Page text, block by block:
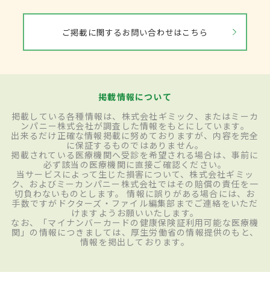
ご掲載に関するお問い合わせはこちら
掲載情報について
掲載している各種情報は、株式会社ギミック、またはミーカ
ンパニー株式会社が調査した情報をもとにしています。
出来るだけ正確な情報掲載に努めておりますが、内容を完全
に保証するものではありません。
掲載されている医療機関へ受診を希望される場合は、事前に
必ず該当の医療機関に直接ご確認ください。
当サービスによって生じた損害について、株式会社ギミッ
ク、およびミーカンパニー株式会社ではその賠償の責任を一
切負わないものとします。 情報に誤りがある場合には、お
手数ですがドクターズ・ファイル編集部までご連絡をいただ
けますようお願いいたします。
なお、「マイナンバーカードの健康保険証利用可能な医療機
関」の情報につきましては、厚生労働省の情報提供のもと、
情報を掲出しております。